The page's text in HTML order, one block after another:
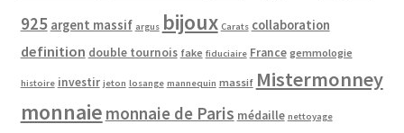
925 argent massif argus bijoux Carats collaboration
definition double tournois fake fiduciaire France gemmologie
histoire investir jeton losange mannequin massif Mistermonney
monnaie monnaie de Paris médaille nettoyage